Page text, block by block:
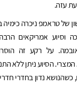
עזה.
טראמפ ניכרה כימיה
וסיוע אמריקאים
על רקע זה
הסיוע ניתן ללא
כשהנושא נדון בחדרי